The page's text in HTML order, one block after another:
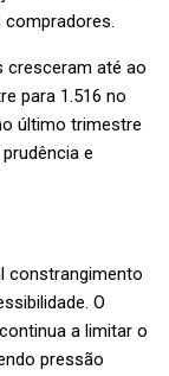
compradores.
cresceram até ao
para 1.516 no
último trimestre
e
constrangimento
O
a limitar o
pressão